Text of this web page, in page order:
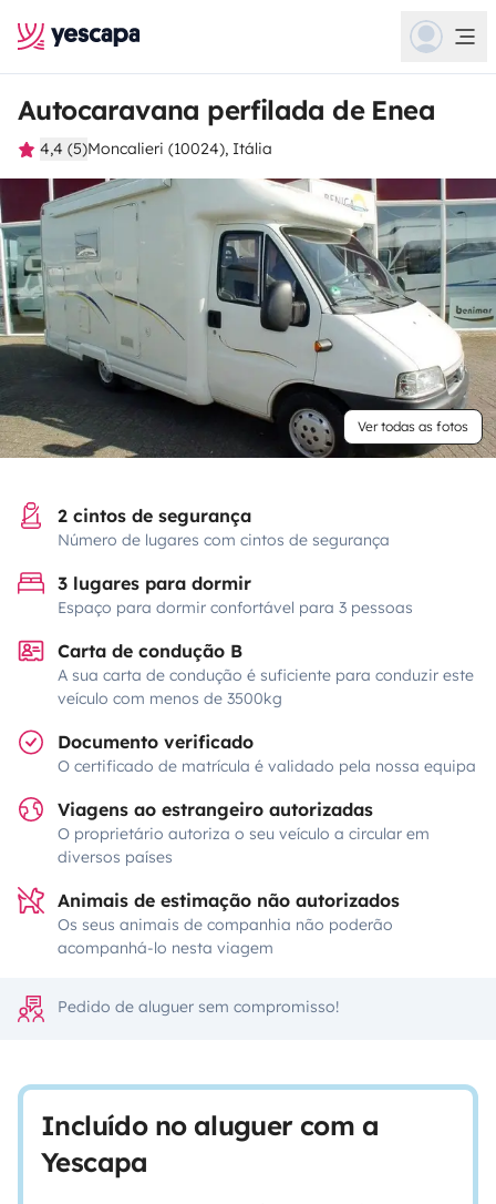
Autocaravana perfilada de Enea
4,4 (5)Moncalieri (10024), Itália
Ver todas as fotos
2 cintos de segurança
Número de lugares com cintos de segurança
3 lugares para dormir
Espaço para dormir confortável para 3 pessoas
Carta de condução B
A sua carta de condução é suficiente para conduzir este
veículo com menos de 3500kg
Documento verificado
O certificado de matrícula é validado pela nossa equipa
Viagens ao estrangeiro autorizadas
O proprietário autoriza o seu veículo a circular em
diversos países
Animais de estimação não autorizados
Os seus animais de companhia não poderão
acompanhá-lo nesta viagem
Pedido de aluguer sem compromisso!
Incluído no aluguer com a
Yescapa